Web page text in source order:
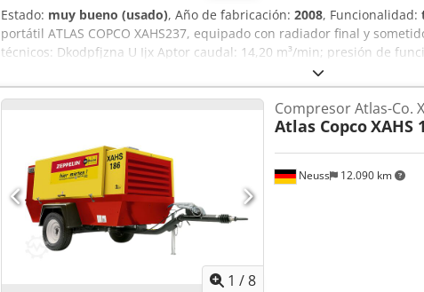
Estado: muy bueno (usado), Año de fabricación: 2008, Funcionalidad:
portátil ATLAS COPCO XAHS237, equipado con radiador final y
técnicos: Dkodpfjzna U Ijx Aptor caudal: 14,20 m³/min; presión de
fabricación: 2008; motor: CAT6.6; horas de funcionamiento: 2969 h. El
de funcionamiento y listo para su uso. Se ofrece con garantía. Precio
117.465 PLN La máquina se encuentra en condiciones óptimas. A
1 /8
Neuss 12.090 km
Compresor Atlas-Co.
Atlas CopcoXAHS